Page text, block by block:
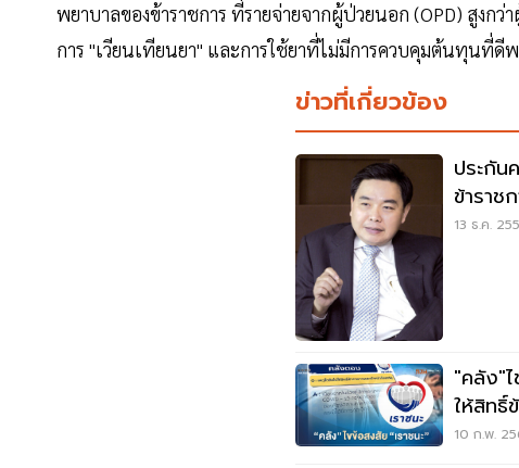
พยาบาลของข้าราชการ ที่รายจ่ายจากผู้ป่วยนอก (OPD) สูงก
การ "เวียนเทียนยา" และการใช้ยาที่ไม่มีการควบคุมต้นทุนที่ดี
ข่าวที่เกี่ยวข้อง
ประกัน
ข้าราช
13 ธ.ค.
"คลัง"ไ
ให้สิทธิ์
10 ก.พ.